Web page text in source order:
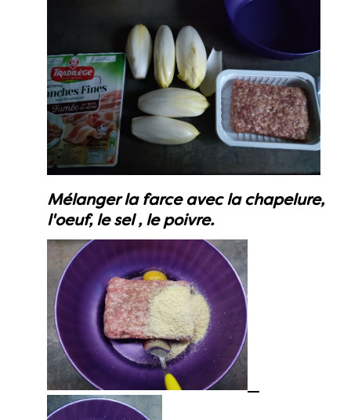
Mélanger la farce avec la chapelure,
l'oeuf, le sel , le poivre.